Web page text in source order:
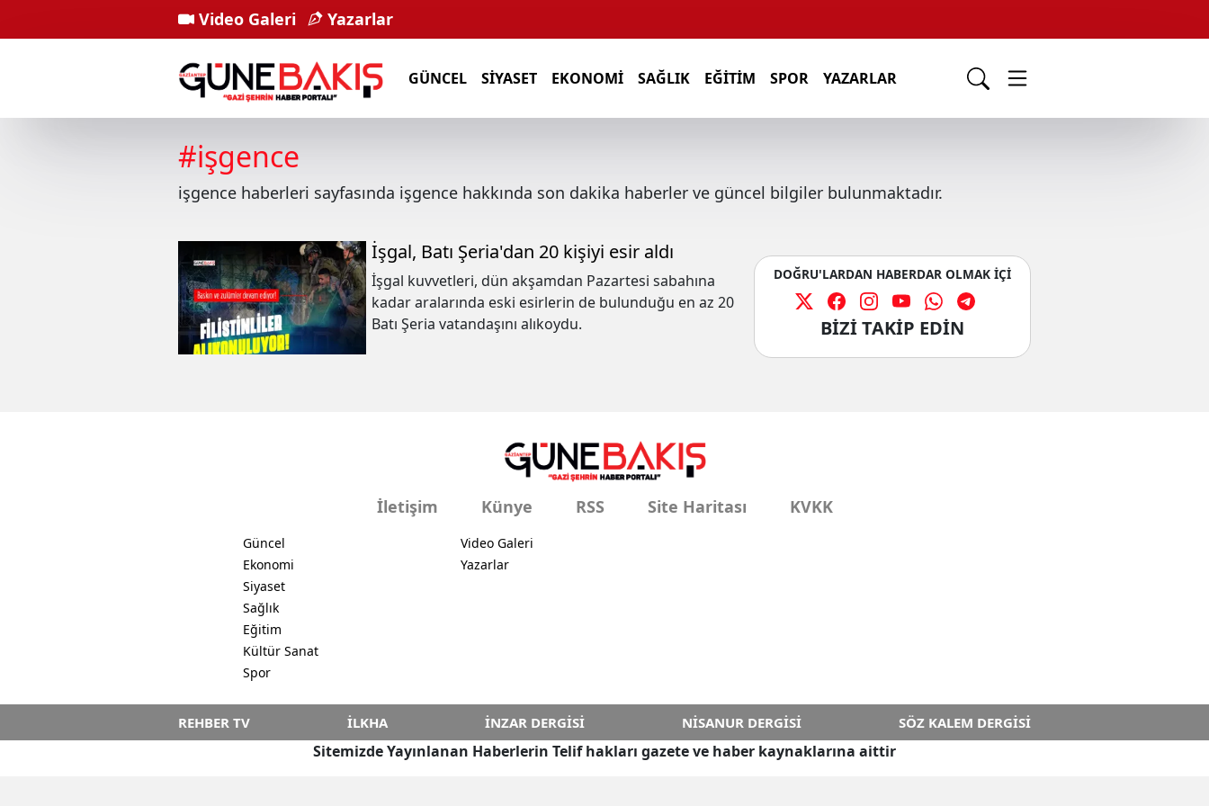
Video Galeri Yazarlar
GÜNCEL SIYASET EKONOMI SAĞLIK EĞITIM SPOR YAZARLAR
#işgence
işgence haberleri sayfasında işgence hakkında son dakika haberler ve güncel bilgiler bulunmaktadır.
İşgal, Batı Şeria'dan 20 kişiyi esir aldı
İşgal kuvvetleri, dün akşamdan Pazartesi sabahına
kadar aralarında eski esirlerin de bulunduğu en az 20
Batı Şeria vatandaşını alıkoydu.
DOĞRU'LARDAN HABERDAR OLMAK İÇİ
BİZİ TAKİP EDİN
İletişim Künye RSS Site Haritası KVKK
Güncel
Ekonomi
Siyaset
Sağlık
Eğitim
Kültür Sanat
Spor
Video Galeri
Yazarlar
REHBER TV İLKHA İNZAR DERGISI NISANUR DERGISI SÖZ KALEM DERGISI
Sitemizde Yayınlanan Haberlerin Telif hakları gazete ve haber kaynaklarına aittir